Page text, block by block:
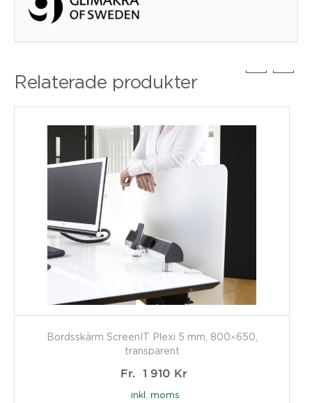
Relaterade produkter
Bordsskärm ScreenIT Plexi 5 mm, 800×650,
transparent
Fr. 1 910 Kr
inkl. moms